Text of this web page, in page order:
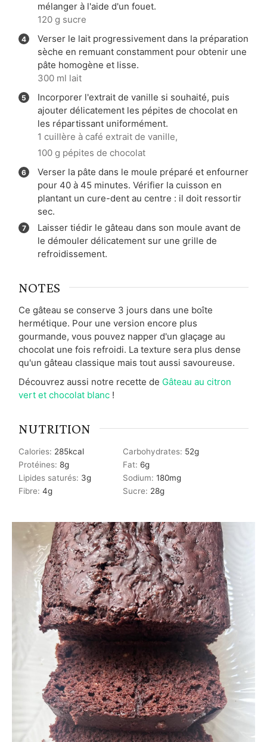
mélanger à l'aide d'un fouet.
120 g sucre
Verser le lait progressivement dans la préparation
sèche en remuant constamment pour obtenir une
pâte homogène et lisse.
300 ml lait
Incorporer l'extrait de vanille si souhaité, puis
ajouter délicatement les pépites de chocolat en
les répartissant uniformément.
1 cuillère à café extrait de vanille,
100 g pépites de chocolat
Verser la pâte dans le moule préparé et enfourner
pour 40 à 45 minutes. Vérifier la cuisson en
plantant un cure-dent au centre : il doit ressortir
sec.
Laisser tiédir le gâteau dans son moule avant de
le démouler délicatement sur une grille de
refroidissement.
NOTES
Ce gâteau se conserve 3 jours dans une boîte
hermétique. Pour une version encore plus
gourmande, vous pouvez napper d'un glaçage au
chocolat une fois refroidi. La texture sera plus dense
qu'un gâteau classique mais tout aussi savoureuse.
Découvrez aussi notre recette de Gâteau au citron
vert et chocolat blanc !
NUTRITION
Calories: 285kcal Carbohydrates: 52g
Protéines: 8g Fat: 6g
Lipides saturés: 3g Sodium: 180mg
Fibre: 4g Sucre: 28g